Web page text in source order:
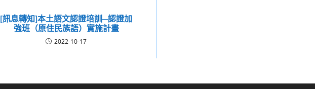
[訊息轉知]本土語文認證培訓─認證加
強班（原住民族語）實施計畫
2022-10-17